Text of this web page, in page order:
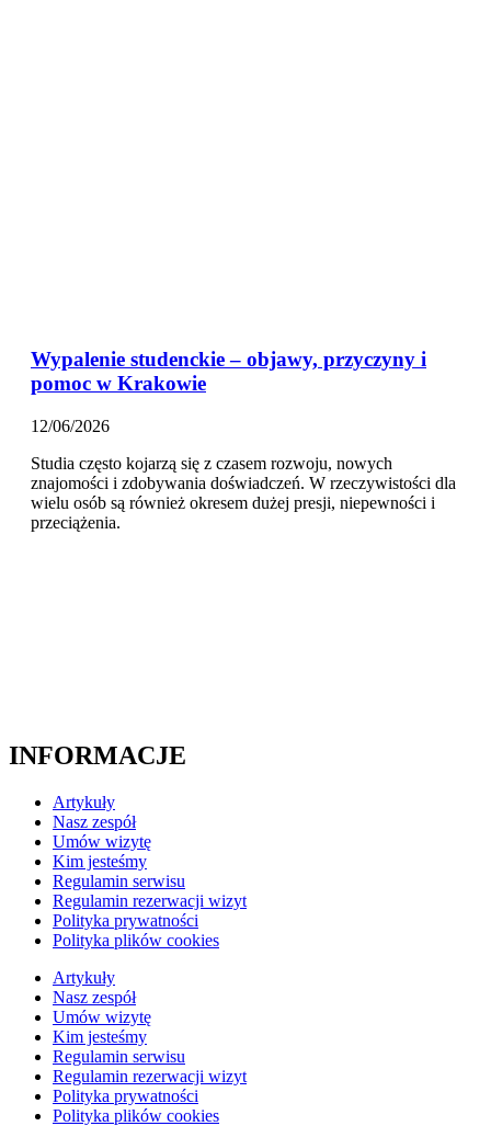
Wypalenie studenckie – objawy, przyczyny i
pomoc w Krakowie
12/06/2026
Studia często kojarzą się z czasem rozwoju, nowych
znajomości i zdobywania doświadczeń. W rzeczywistości dla
wielu osób są również okresem dużej presji, niepewności i
przeciążenia.
INFORMACJE
Artykuły
Nasz zespół
Umów wizytę
Kim jesteśmy
Regulamin serwisu
Regulamin rezerwacji wizyt
Polityka prywatności
Polityka plików cookies
Artykuły
Nasz zespół
Umów wizytę
Kim jesteśmy
Regulamin serwisu
Regulamin rezerwacji wizyt
Polityka prywatności
Polityka plików cookies